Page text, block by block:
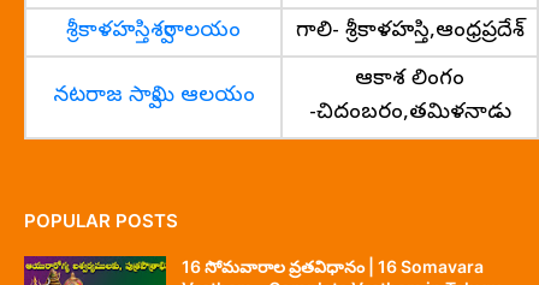
శ్రీకాళహస్తిశ్వరాలయం
గాలి- శ్రీకాళహస్తి,ఆంధ్రప్రదేశ్
నటరాజ స్వామి ఆలయం
ఆకాశ లింగం
-చిదంబరం,తమిళనాడు
POPULAR POSTS
16 సోమవారాల వ్రతవిధానం | 16 Somavara